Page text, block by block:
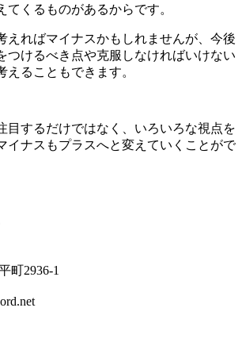
てくるものがあるからです。
えればマイナスかもしれませんが、今後
つけるべき点や克服しなければいけない
えることもできます。
目するだけではなく、いろいろな視点を
イナスもプラスへと変えていくことがで
町2936-1